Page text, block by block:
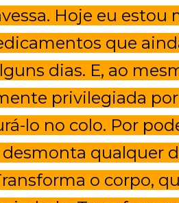
Hoje eu estou
que
dias. E, ao
privilegiada
lo no colo. Por
qualquer
o corpo,